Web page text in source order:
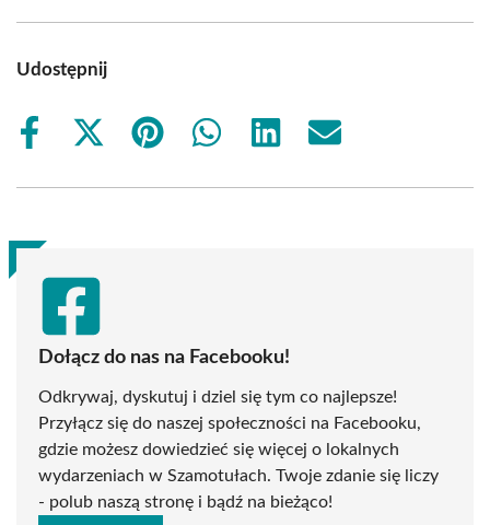
Udostępnij
Share
Share
(Twitter)
Share
Share
Share
Share
Dołącz do nas na Facebooku!
Odkrywaj, dyskutuj i dziel się tym co najlepsze!
Przyłącz się do naszej społeczności na Facebooku,
gdzie możesz dowiedzieć się więcej o lokalnych
wydarzeniach w Szamotułach. Twoje zdanie się liczy
- polub naszą stronę i bądź na bieżąco!